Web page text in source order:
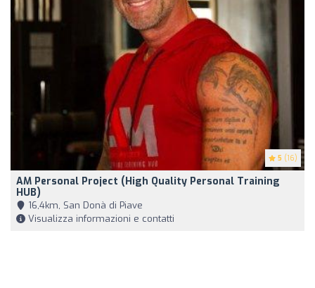
5 (16)
AM Personal Project (High Quality Personal Training
HUB)
16,4km, San Donà di Piave
Visualizza informazioni e contatti